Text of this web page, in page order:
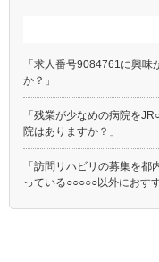
「求人番号9084761に興
か？」
「残業が少なめの病院を
院はありますか？」
「訪問リハビリの募集を
っている○○○○○以外におす